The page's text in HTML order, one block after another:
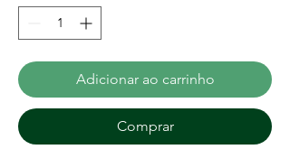
Adicionar ao carrinho
Comprar